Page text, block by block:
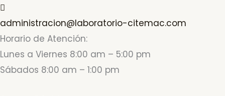
administracion@laboratorio-citemac.com
Horario de Atención:
Lunes a Viernes 8:00 am – 5:00 pm
Sábados 8:00 am – 1:00 pm